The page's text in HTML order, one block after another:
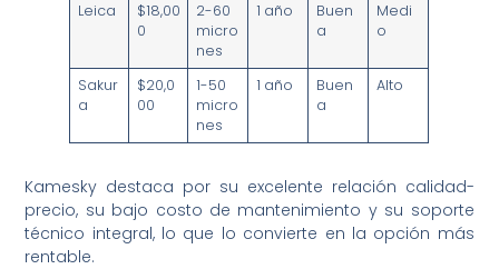
Leica
$18,00
0
2-60
micro
nes
1 año
Buen
a
Medi
o
Sakur
a
$20,0
00
1-50
micro
nes
1 año
Buen
a
Alto
Kamesky destaca por su excelente relación calidad-
precio, su bajo costo de mantenimiento y su soporte
técnico integral, lo que lo convierte en la opción más
rentable.